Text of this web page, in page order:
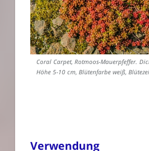
Coral Carpet, Rotmoos-Mauerpfeffer.
Höhe 5-10 cm, Blütenfarbe weiß,
Verwendung